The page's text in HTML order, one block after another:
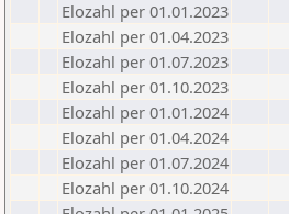
Elozahl per 01.01.2023
Elozahl per 01.04.2023
Elozahl per 01.07.2023
Elozahl per 01.10.2023
Elozahl per 01.01.2024
Elozahl per 01.04.2024
Elozahl per 01.07.2024
Elozahl per 01.10.2024